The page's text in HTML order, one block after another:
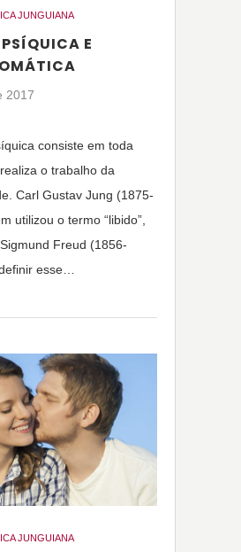
JUNGUIANA
E
2017
consiste em toda
o trabalho da
Carl Gustav Jung (1875-
utilizou o termo “libido”,
Freud (1856-
esse…
JUNGUIANA